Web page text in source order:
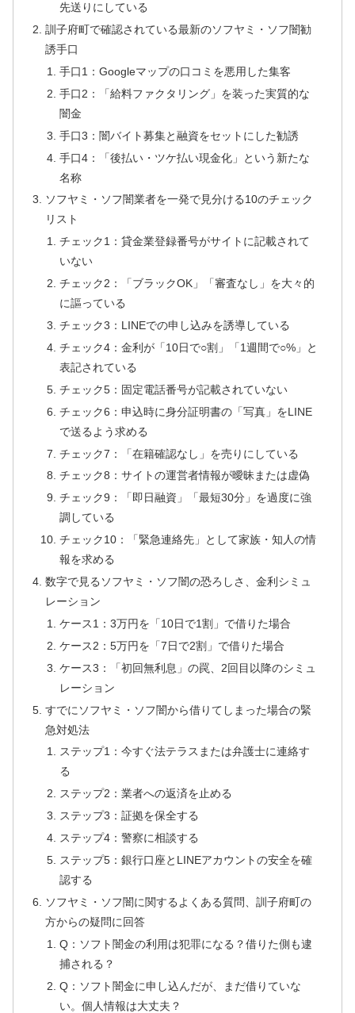
先送りにしている
訓子府町で確認されている最新のソフヤミ・ソフ闇勧
誘手口
手口1：Googleマップの口コミを悪用した集客
手口2：「給料ファクタリング」を装った実質的な
闇金
手口3：闇バイト募集と融資をセットにした勧誘
手口4：「後払い・ツケ払い現金化」という新たな
名称
ソフヤミ・ソフ闇業者を一発で見分ける10のチェック
リスト
チェック1：貸金業登録番号がサイトに記載されて
いない
チェック2：「ブラックOK」「審査なし」を大々的
に謳っている
チェック3：LINEでの申し込みを誘導している
チェック4：金利が「10日で○割」「1週間で○%」と
表記されている
チェック5：固定電話番号が記載されていない
チェック6：申込時に身分証明書の「写真」をLINE
で送るよう求める
チェック7：「在籍確認なし」を売りにしている
チェック8：サイトの運営者情報が曖昧または虚偽
チェック9：「即日融資」「最短30分」を過度に強
調している
チェック10：「緊急連絡先」として家族・知人の情
報を求める
数字で見るソフヤミ・ソフ闇の恐ろしさ、金利シミュ
レーション
ケース1：3万円を「10日で1割」で借りた場合
ケース2：5万円を「7日で2割」で借りた場合
ケース3：「初回無利息」の罠、2回目以降のシミュ
レーション
すでにソフヤミ・ソフ闇から借りてしまった場合の緊
急対処法
ステップ1：今すぐ法テラスまたは弁護士に連絡す
る
ステップ2：業者への返済を止める
ステップ3：証拠を保全する
ステップ4：警察に相談する
ステップ5：銀行口座とLINEアカウントの安全を確
認する
ソフヤミ・ソフ闇に関するよくある質問、訓子府町の
方からの疑問に回答
Q：ソフト闇金の利用は犯罪になる？借りた側も逮
捕される？
Q：ソフト闇金に申し込んだが、まだ借りていな
い。個人情報は大丈夫？